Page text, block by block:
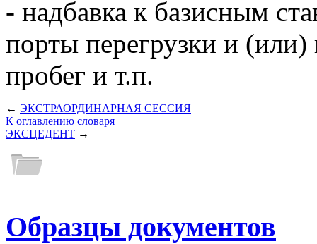
- надбавка к базисным
порты перегрузки и
пробег и т.п.
← ЭКСТРАОРДИНАРНАЯ СЕССИЯ
К оглавлению словаря
ЭКСЦЕДЕНТ →
Образцы документов